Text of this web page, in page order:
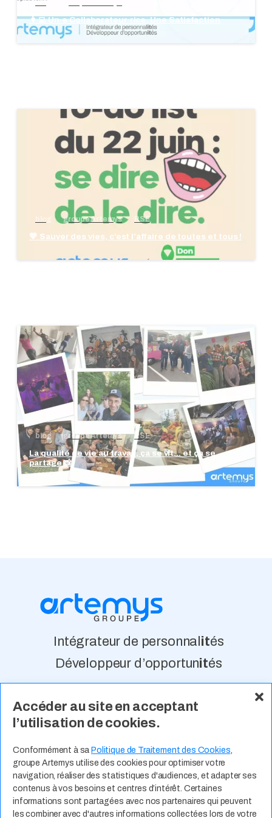
Accéder au site en acceptant
l’utilisation de cookies.
Conformément à sa Politique de Traitement des Cookies,
groupe Artemys utilise des cookies pour optimiser votre
navigation, réaliser des statistiques d'audiences, et adapter ses
contenus à vos besoins et centres d’intérêt. Certaines
informations sont partagées avec nos partenaires qui peuvent
les combiner avec d'autres informations collectées lors de votre
blog
👩‍💻 Un·e Collaborateur·rice, Une Satisfaction
groupe Artemys RSE
💙 Sauver des vies, c’est l’affaire de toutes et tous !
blog groupe Artemys RSE
La qualité de vie au travail, ça se vit… et ça se
partage 📸
Intégrateur de personnal ités
Développeur d’opportunités
À Propos Nos Valeurs Actualité
Contact Expertises Métiers
Espace Talents Offres d’Emploi
Candidature Spontanée